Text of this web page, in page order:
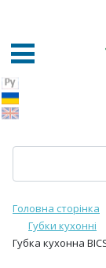
Головна сторінка
Губки кухонні
Губка кухонна